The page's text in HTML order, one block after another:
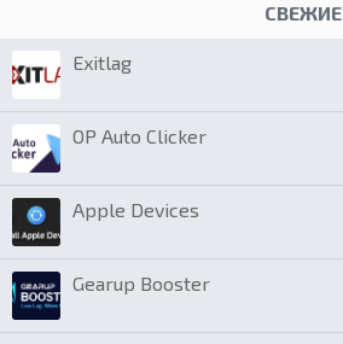
Exitlag
OP Auto Clicker
Apple Devices
Gearup Booster